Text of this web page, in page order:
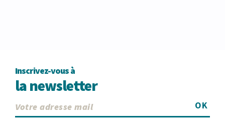
Inscrivez-vous à
la newsletter
OK